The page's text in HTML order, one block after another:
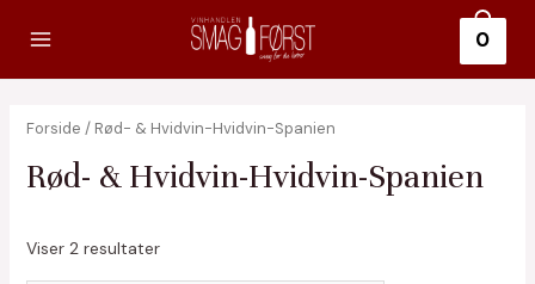
indholdet
0
Forside / Rød- & Hvidvin-Hvidvin-Spanien
Rød- & Hvidvin-Hvidvin-Spanien
Viser 2 resultater